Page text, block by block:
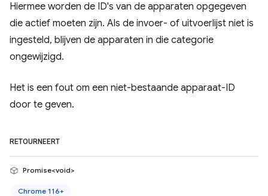
Hiermee worden de ID's van de apparaten opgegeven
die actief moeten zijn. Als de invoer- of uitvoerlijst niet is
ingesteld, blijven de apparaten in die categorie
ongewijzigd.
Het is een fout om een ​​niet-bestaande apparaat-ID
door te geven.
RETOURNEERT
Promise<void>
Chrome 116+